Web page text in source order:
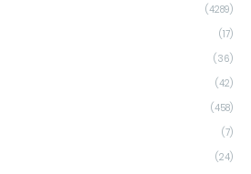
(4289)
(17)
(36)
(42)
(458)
(7)
(24)